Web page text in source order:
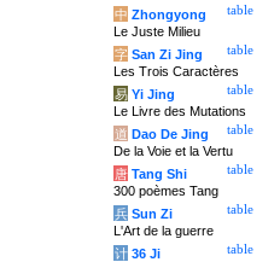
table
中 Zhongyong
Le Juste Milieu
table
字 San Zi Jing
Les Trois Caractères
table
易 Yi Jing
Le Livre des Mutations
table
道 Dao De Jing
De la Voie et la Vertu
table
唐 Tang Shi
300 poèmes Tang
table
兵 Sun Zi
L'Art de la guerre
table
计 36 Ji